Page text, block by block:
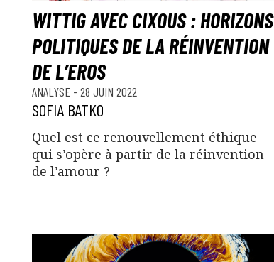
WITTIG AVEC CIXOUS : HORIZONS
POLITIQUES DE LA RÉINVENTION
DE L’EROS
ANALYSE - 28 JUIN 2022
SOFIA BATKO
Quel est ce renouvellement éthique
qui s’opère à partir de la réinvention
de l’amour ?